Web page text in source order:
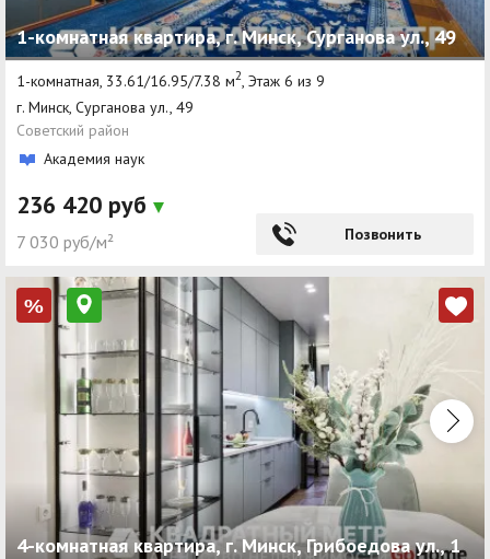
1-комнатная квартира, г. Минск, Сурганова ул., 49
1-комнатная, 33.61/16.95/7.38 м2, Этаж 6 из 9
г. Минск, Сурганова ул., 49
Советский район
Академия наук
236 420 руб
7 030 руб/м² Позвонить
%
4-комнатная квартира, г. Минск, Грибоедова ул., 1